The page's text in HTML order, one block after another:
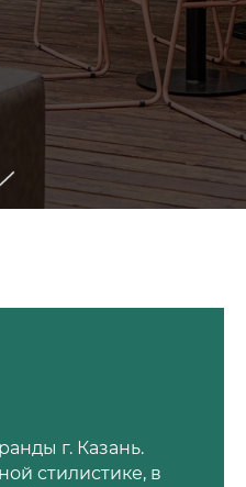
г. Казань.
стилистике, в